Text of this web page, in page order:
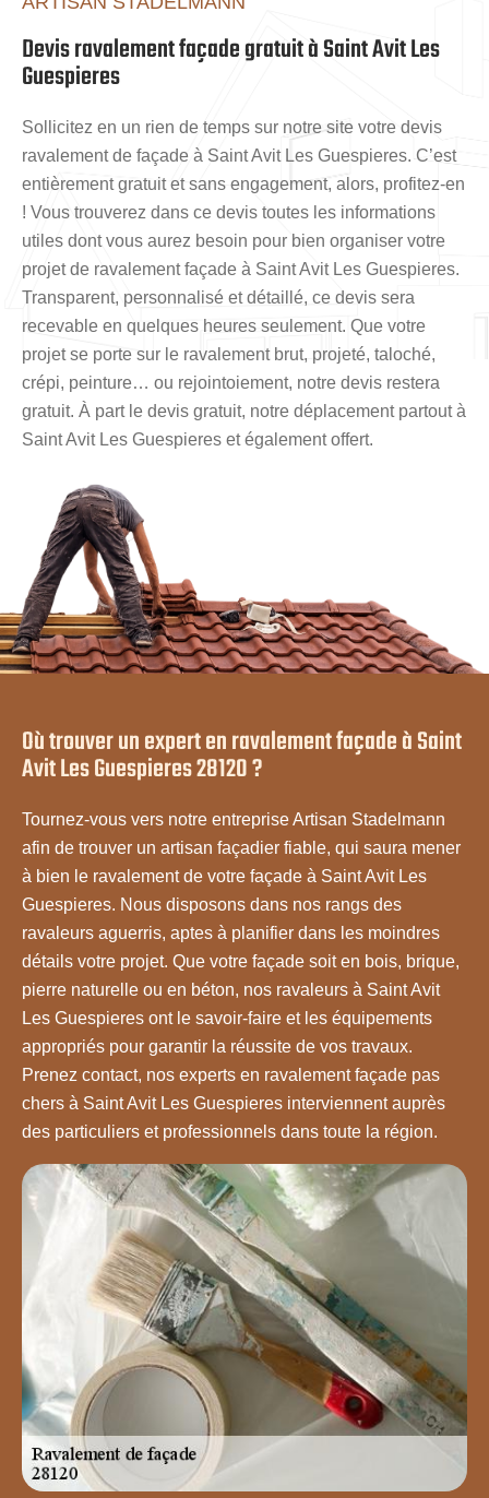
Devis ravalement façade gratuit à Saint Avit Les
Guespieres
Sollicitez en un rien de temps sur notre site votre devis
ravalement de façade à Saint Avit Les Guespieres. C’est
entièrement gratuit et sans engagement, alors, profitez-en
! Vous trouverez dans ce devis toutes les informations
utiles dont vous aurez besoin pour bien organiser votre
projet de ravalement façade à Saint Avit Les Guespieres.
Transparent, personnalisé et détaillé, ce devis sera
recevable en quelques heures seulement. Que votre
projet se porte sur le ravalement brut, projeté, taloché,
crépi, peinture… ou rejointoiement, notre devis restera
gratuit. À part le devis gratuit, notre déplacement partout à
Saint Avit Les Guespieres et également offert.
Où trouver un expert en ravalement façade à Saint
Avit Les Guespieres 28120 ?
Tournez-vous vers notre entreprise Artisan Stadelmann
afin de trouver un artisan façadier fiable, qui saura mener
à bien le ravalement de votre façade à Saint Avit Les
Guespieres. Nous disposons dans nos rangs des
ravaleurs aguerris, aptes à planifier dans les moindres
détails votre projet. Que votre façade soit en bois, brique,
pierre naturelle ou en béton, nos ravaleurs à Saint Avit
Les Guespieres ont le savoir-faire et les équipements
appropriés pour garantir la réussite de vos travaux.
Prenez contact, nos experts en ravalement façade pas
chers à Saint Avit Les Guespieres interviennent auprès
des particuliers et professionnels dans toute la région.